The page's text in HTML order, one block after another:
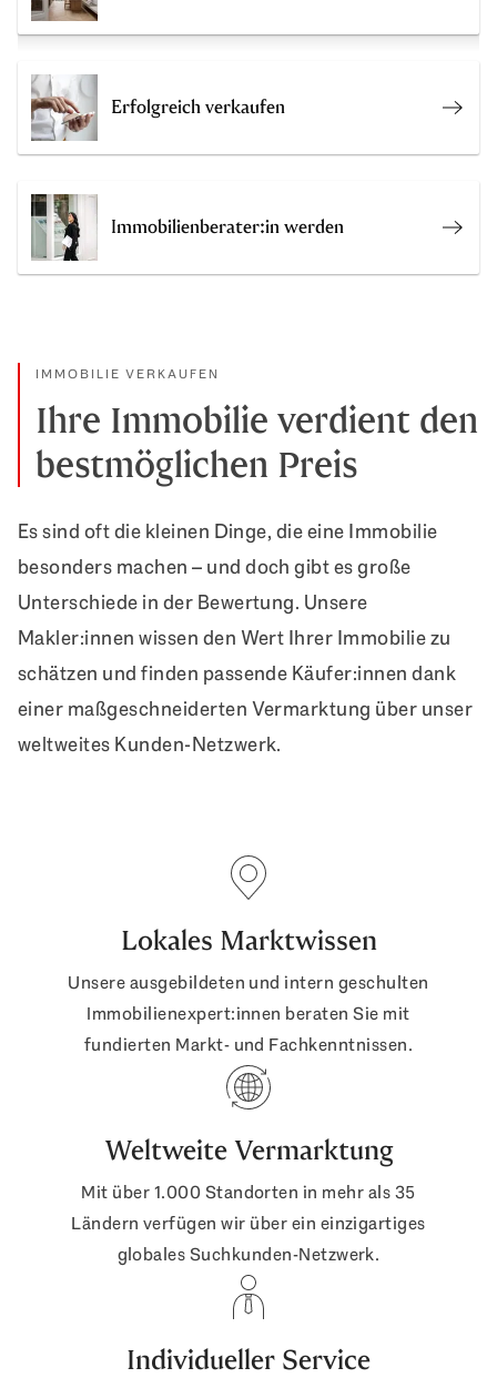
Erfolgreich verkaufen
Immobilienberater:in werden
IMMOBILIE VERKAUFEN
Ihre Immobilie verdient den
bestmöglichen Preis
Es sind oft die kleinen Dinge, die eine Immobilie
besonders machen – und doch gibt es große
Unterschiede in der Bewertung. Unsere
Makler:innen wissen den Wert Ihrer Immobilie zu
schätzen und finden passende Käufer:innen dank
einer maßgeschneiderten Vermarktung über unser
weltweites Kunden-Netzwerk.
Lokales Marktwissen
Unsere ausgebildeten und intern geschulten
Immobilienexpert:innen beraten Sie mit
fundierten Markt- und Fachkenntnissen.
Weltweite Vermarktung
Mit über 1.000 Standorten in mehr als 35
Ländern verfügen wir über ein einzigartiges
globales Suchkunden-Netzwerk.
Individueller Service